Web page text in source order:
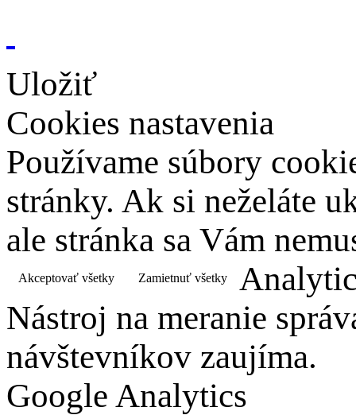
Uložiť
Cookies nastavenia
Používame súbory
stránky. Ak si neželáte
ale stránka sa Vám
Akceptovať všetky Zamietnuť všetky
Nástroj na meranie
návštevníkov zaujíma.
Google Analytics